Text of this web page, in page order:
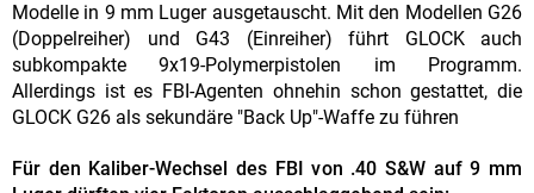
Modelle in 9 mm Luger ausgetauscht. Mit den Modellen G26
(Doppelreiher) und G43 (Einreiher) führt GLOCK auch
subkompakte 9x19-Polymerpistolen im Programm.
Allerdings ist es FBI-Agenten ohnehin schon gestattet, die
GLOCK G26 als sekundäre "Back Up"-Waffe zu führen
Für den Kaliber-Wechsel des FBI von .40 S&W auf 9 mm